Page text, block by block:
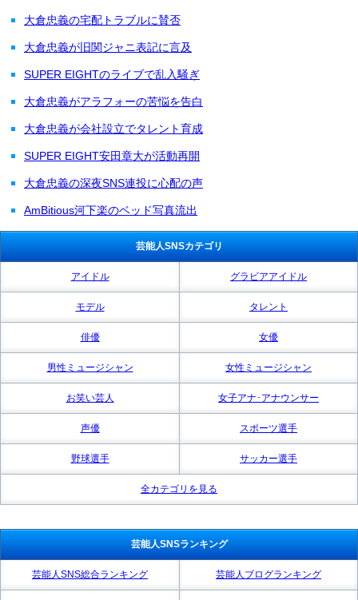
大倉忠義の宅配トラブルに賛否
大倉忠義が旧関ジャニ表記に言及
SUPER EIGHTのライブで乱入騒ぎ
大倉忠義がアラフォーの苦悩を告白
大倉忠義が会社設立でタレント育成
SUPER EIGHT安田章大が活動再開
大倉忠義の深夜SNS連投に心配の声
AmBitious河下楽のベッド写真流出
芸能人SNSカテゴリ
アイドル グラビアアイドル
モデル タレント
俳優 女優
男性ミュージシャン 女性ミュージシャン
お笑い芸人 女子アナ･アナウンサー
声優 スポーツ選手
野球選手 サッカー選手
全カテゴリを見る
芸能人SNSランキング
芸能人SNS総合ランキング 芸能人ブログランキング